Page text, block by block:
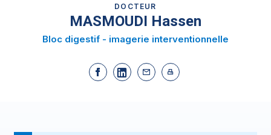
DOCTEUR
MASMOUDI Hassen
Bloc digestif - imagerie interventionnelle